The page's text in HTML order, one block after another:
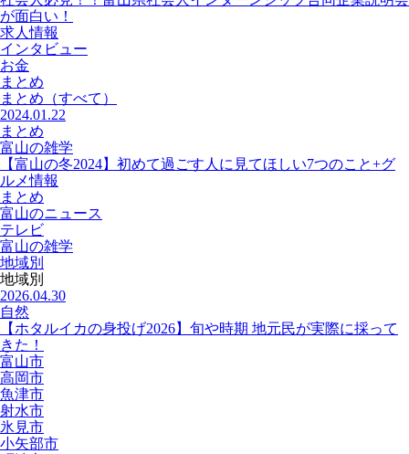
が面白い！
求人情報
インタビュー
お金
まとめ
まとめ （すべて）
2024.01.22
まとめ
富山の雑学
【富山の冬2024】初めて過ごす人に見てほしい7つのこと+グ
ルメ情報
まとめ
富山のニュース
テレビ
富山の雑学
地域別
地域別
2026.04.30
自然
【ホタルイカの身投げ2026】旬や時期 地元民が実際に採って
きた！
富山市
高岡市
魚津市
射水市
氷見市
小矢部市